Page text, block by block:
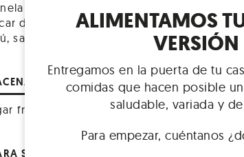
orgánica, aceite de palma orgánico (
de caña, masa de cacao, lecitina de
sal marina, bicarbonato de sodio.
fresco y seco.
SERVIR
ALIMENTAMOS
VERSIÓN
Entregamos en la puerta de tu
comidas que hacen posible
saludable, variada y
Para empezar, cuéntanos